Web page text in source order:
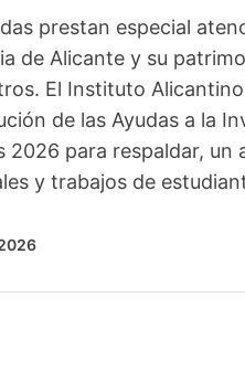
prestan especial
de Alicante y su
El Instituto
de las Ayudas a la
2026 para respaldar,
y trabajos de